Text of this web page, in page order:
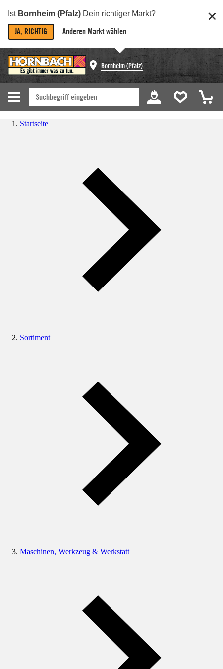
Ist Bornheim (Pfalz) Dein richtiger Markt?
JA, RICHTIG Anderen Markt wählen
Bornheim (Pfalz)
Startseite
Sortiment
Maschinen, Werkzeug & Werkstatt